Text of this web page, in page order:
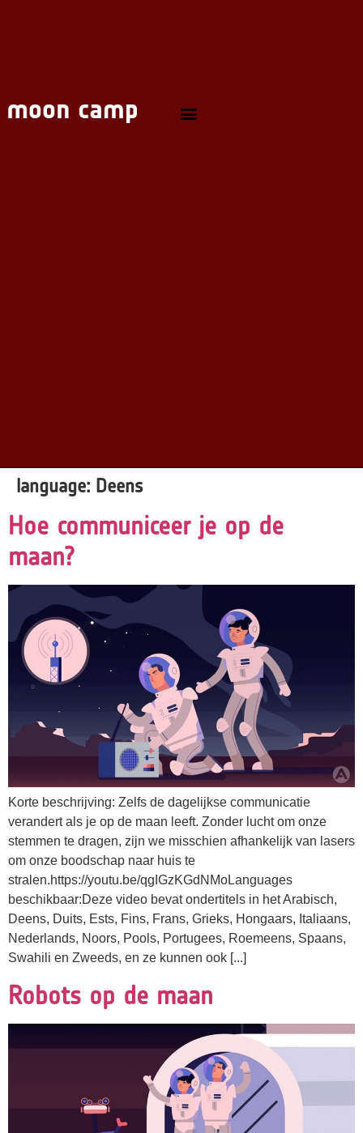
language: Deens
Hoe communiceer je op de
maan?
Korte beschrijving: Zelfs de dagelijkse communicatie
verandert als je op de maan leeft. Zonder lucht om onze
stemmen te dragen, zijn we misschien afhankelijk van lasers
om onze boodschap naar huis te
stralen.https://youtu.be/qgIGzKGdNMoLanguages
beschikbaar:Deze video bevat ondertitels in het Arabisch,
Deens, Duits, Ests, Fins, Frans, Grieks, Hongaars, Italiaans,
Nederlands, Noors, Pools, Portugees, Roemeens, Spaans,
Swahili en Zweeds, en ze kunnen ook [...]
Robots op de maan